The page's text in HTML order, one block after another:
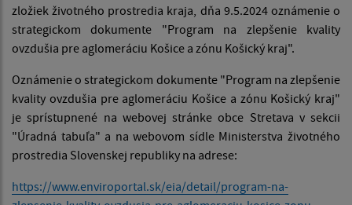
zložiek životného prostredia kraja, dňa 9.5.2024 oznámenie o
strategickom dokumente "Program na zlepšenie kvality
ovzdušia pre aglomeráciu Košice a zónu Košický kraj".
Oznámenie o strategickom dokumente "Program na zlepšenie
kvality ovzdušia pre aglomeráciu Košice a zónu Košický kraj"
je sprístupnené na webovej stránke obce Stretava v sekcii
"Úradná tabuľa" a na webovom sídle Ministerstva životného
prostredia Slovenskej republiky na adrese:
https://www.enviroportal.sk/eia/detail/program-na-